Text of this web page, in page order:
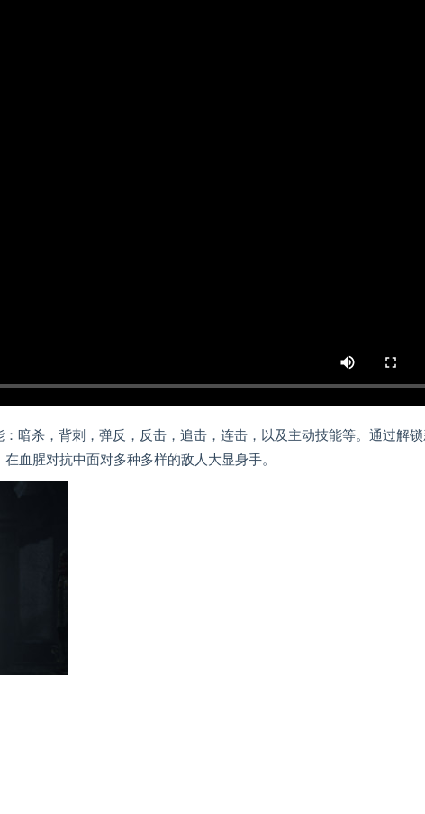
暗杀，背刺，弹反，反击，追击，连击，以及主动技能等。通过解
血腥对抗中面对多种多样的敌人大显身手。